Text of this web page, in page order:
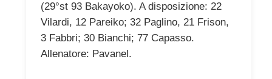
(29°st 93 Bakayoko). A disposizione: 22
Vilardi, 12 Pareiko; 32 Paglino, 21 Frison,
3 Fabbri; 30 Bianchi; 77 Capasso.
Allenatore: Pavanel.